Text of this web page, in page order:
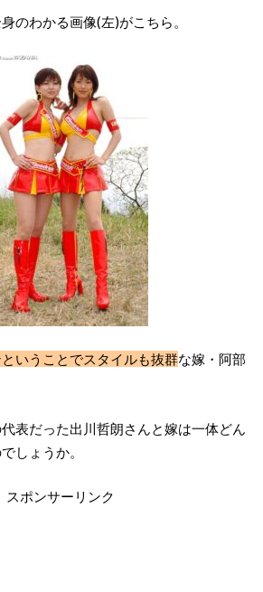
のわかる画像(左)がこちら。
いうことでスタイルも抜群な嫁・阿部
表だった出川哲朗さんと嫁は一体どん
しょうか。
スポンサーリンク